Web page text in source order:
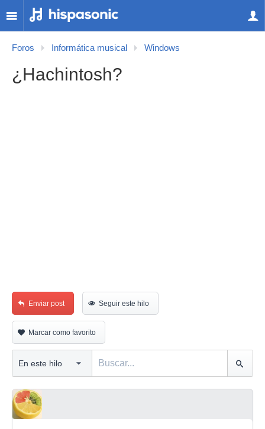
Foros Informática musical Windows
¿Hachintosh?
Enviar post Seguir este hilo
Marcar como favorito